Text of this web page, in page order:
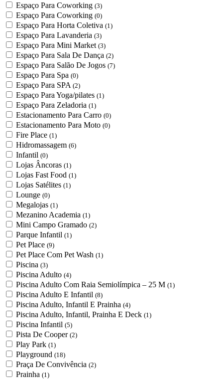
Espaço Para Coworking (3)
Espaço Para Coworking (0)
Espaço Para Horta Coletiva (1)
Espaço Para Lavanderia (3)
Espaço Para Mini Market (3)
Espaço Para Sala De Dança (2)
Espaço Para Salão De Jogos (7)
Espaço Para Spa (0)
Espaço Para SPA (2)
Espaço Para Yoga/pilates (1)
Espaço Para Zeladoria (1)
Estacionamento Para Carro (0)
Estacionamento Para Moto (0)
Fire Place (1)
Hidromassagem (6)
Infantil (0)
Lojas Âncoras (1)
Lojas Fast Food (1)
Lojas Satélites (1)
Lounge (0)
Megalojas (1)
Mezanino Academia (1)
Mini Campo Gramado (2)
Parque Infantil (1)
Pet Place (9)
Pet Place Com Pet Wash (1)
Piscina (3)
Piscina Adulto (4)
Piscina Adulto Com Raia Semiolímpica – 25 M (1)
Piscina Adulto E Infantil (8)
Piscina Adulto, Infantil E Prainha (4)
Piscina Adulto, Infantil, Prainha E Deck (1)
Piscina Infantil (5)
Pista De Cooper (2)
Play Park (1)
Playground (18)
Praça De Convivência (2)
Prainha (1)